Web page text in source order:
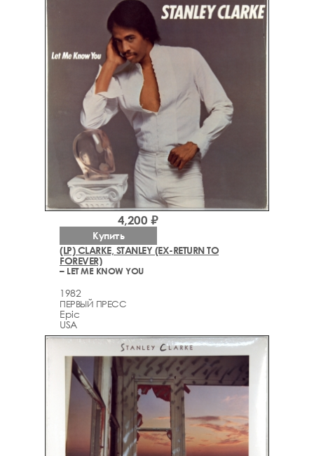
(LP) CLARKE, STANLEY (EX-RETURN TO
FOREVER)
– LET ME KNOW YOU
1982
ПЕРВЫЙ ПРЕСС
Epic
USA
4,200 ₽
Купить